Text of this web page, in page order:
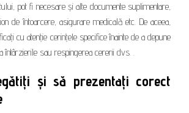
pot fi necesare și alte documente suplimentare,
de întoarcere, asigurare medicală etc. De aceea,
cu atenție cerințele specifice înainte de a depune
întârzierile sau respingerea cererii dvs. .
și să prezentați corect